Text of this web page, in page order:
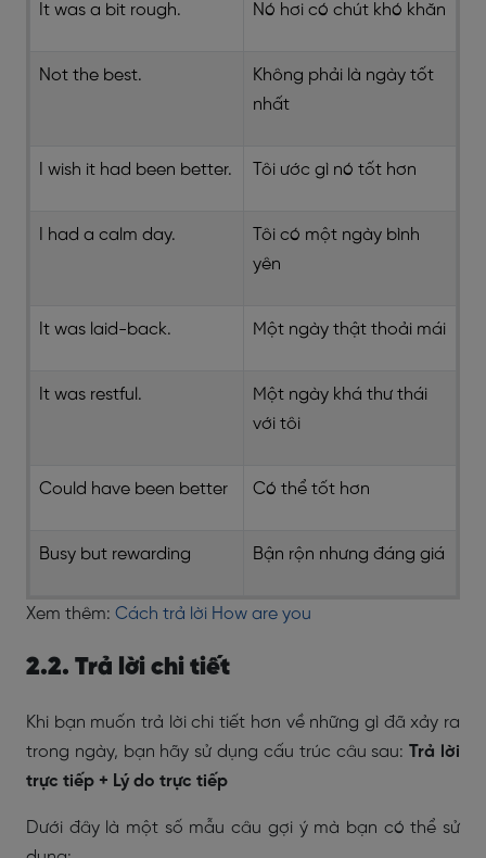
It was a bit rough. Nó hơi có chút khó khăn
Not the best.
Không phải là ngày tốt
nhất
I wish it had been better. Tôi ước gì nó tốt hơn
I had a calm day.
Tôi có một ngày bình
yên
It was laid-back. Một ngày thật thoải mái
It was restful.
Một ngày khá thư thái
với tôi
Could have been better Có thể tốt hơn
Busy but rewarding Bận rộn nhưng đáng giá
Xem thêm: Cách trả lời How are you
2.2. Trả lời chi tiết
Khi bạn muốn trả lời chi tiết hơn về những gì đã xảy ra
trong ngày, bạn hãy sử dụng cấu trúc câu sau:Trả lời
trực tiếp + Lý do trực tiếp
Dưới đây là một số mẫu câu gợi ý mà bạn có thể sử